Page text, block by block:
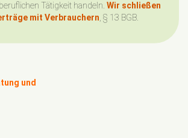
Tätigkeit handeln. Wir schließen
mit Verbrauchern , § 13 BGB.
und